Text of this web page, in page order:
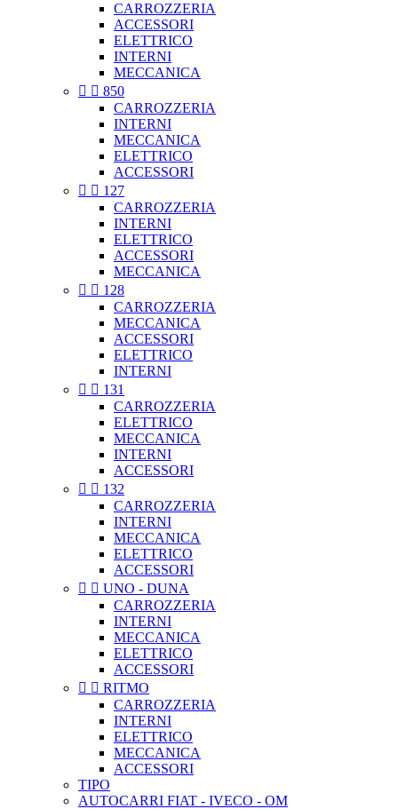
CARROZZERIA
ACCESSORI
ELETTRICO
INTERNI
MECCANICA
  850
CARROZZERIA
INTERNI
MECCANICA
ELETTRICO
ACCESSORI
  127
CARROZZERIA
INTERNI
ELETTRICO
ACCESSORI
MECCANICA
  128
CARROZZERIA
MECCANICA
ACCESSORI
ELETTRICO
INTERNI
  131
CARROZZERIA
ELETTRICO
MECCANICA
INTERNI
ACCESSORI
  132
CARROZZERIA
INTERNI
MECCANICA
ELETTRICO
ACCESSORI
  UNO - DUNA
CARROZZERIA
INTERNI
MECCANICA
ELETTRICO
ACCESSORI
  RITMO
CARROZZERIA
INTERNI
ELETTRICO
MECCANICA
ACCESSORI
TIPO
AUTOCARRI FIAT - IVECO - OM